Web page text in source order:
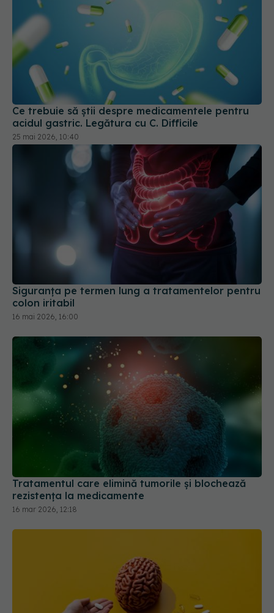
Ce trebuie să știi despre medicamentele pentru
acidul gastric. Legătura cu C. Difficile
25 mai 2026, 10:40
Siguranța pe termen lung a tratamentelor pentru
colon iritabil
16 mai 2026, 16:00
Tratamentul care elimină tumorile și blochează
rezistența la medicamente
16 mar 2026, 12:18